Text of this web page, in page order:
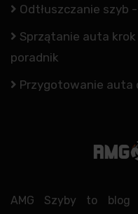
Odtłuszczanie szyb
Sprzątanie auta
poradnik
Przygotowanie auta
AMG Szyby to blog